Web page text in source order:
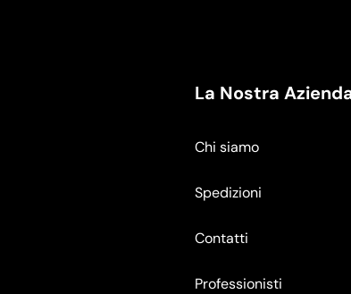
La Nostra
Chi siamo
Spedizioni
Contatti
Professionisti